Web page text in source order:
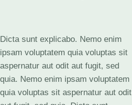
Dicta sunt explicabo. Nemo enim
ipsam voluptatem quia voluptas sit
aspernatur aut odit aut fugit, sed
quia. Nemo enim ipsam voluptatem
quia voluptas sit aspernatur aut odit